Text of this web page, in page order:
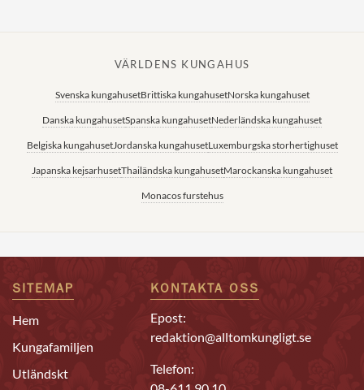
VÄRLDENS KUNGAHUS
Svenska kungahusetBrittiska kungahusetNorska kungahuset
Danska kungahusetSpanska kungahusetNederländska kungahuset
Belgiska kungahusetJordanska kungahusetLuxemburgska storhertighuset
Japanska kejsarhusetThailändska kungahusetMarockanska kungahuset
Monacos furstehus
SITEMAP
Hem
Kungafamiljen
Utländskt
KONTAKTA OSS
Epost:
redaktion@alltomkungligt.se
Telefon: